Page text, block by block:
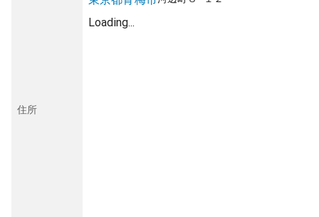
住所
Loading...